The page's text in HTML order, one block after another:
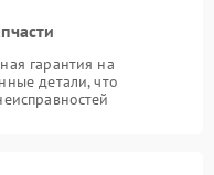
гарантия на
детали, что